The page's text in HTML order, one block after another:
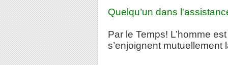
Quelqu’un dans
Par le Temps! L’homme
s’enjoignent mutuellement